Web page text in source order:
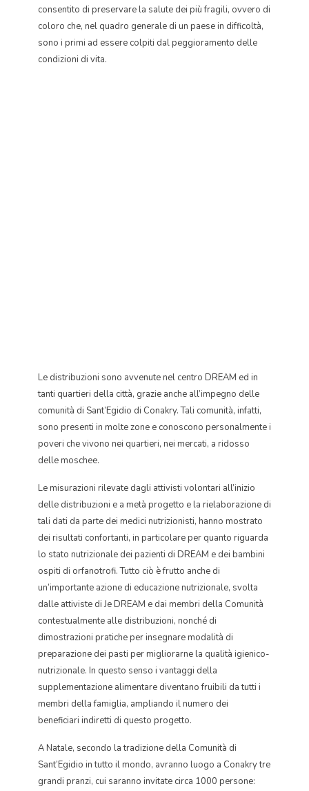
consentito di preservare la salute dei più fragili, ovvero di
coloro che, nel quadro generale di un paese in difficoltà,
sono i primi ad essere colpiti dal peggioramento delle
condizioni di vita.
Le distribuzioni sono avvenute nel centro DREAM ed in
tanti quartieri della città, grazie anche all’impegno delle
comunità di Sant’Egidio di Conakry. Tali comunità, infatti,
sono presenti in molte zone e conoscono personalmente i
poveri che vivono nei quartieri, nei mercati, a ridosso
delle moschee.
Le misurazioni rilevate dagli attivisti volontari all’inizio
delle distribuzioni e a metà progetto e la rielaborazione di
tali dati da parte dei medici nutrizionisti, hanno mostrato
dei risultati confortanti, in particolare per quanto riguarda
lo stato nutrizionale dei pazienti di DREAM e dei bambini
ospiti di orfanotrofi. Tutto ciò è frutto anche di
un’importante azione di educazione nutrizionale, svolta
dalle attiviste di Je DREAM e dai membri della Comunità
contestualmente alle distribuzioni, nonché di
dimostrazioni pratiche per insegnare modalità di
preparazione dei pasti per migliorarne la qualità igienico-
nutrizionale. In questo senso i vantaggi della
supplementazione alimentare diventano fruibili da tutti i
membri della famiglia, ampliando il numero dei
beneficiari indiretti di questo progetto.
A Natale, secondo la tradizione della Comunità di
Sant’Egidio in tutto il mondo, avranno luogo a Conakry tre
grandi pranzi, cui saranno invitate circa 1000 persone: